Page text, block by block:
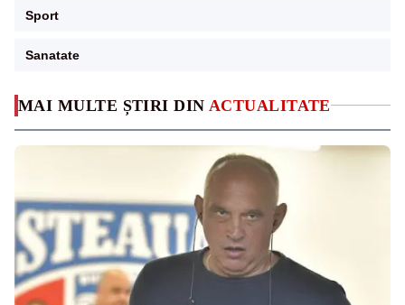
MAI MULTE ȘTIRI DIN ACTUALITATE
Sport
Sanatate